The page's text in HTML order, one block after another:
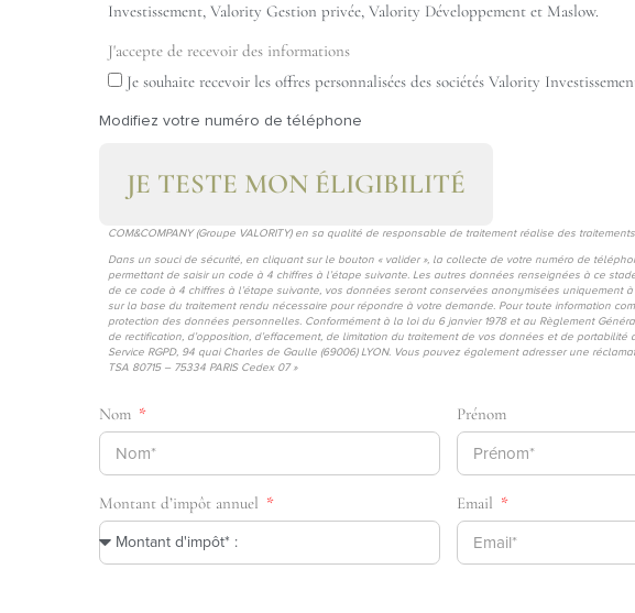
Investissement, Valority Gestion privée, Valority Développement et Maslow.
J'accepte de recevoir des informations
Je souhaite recevoir les offres personnalisées des sociétés Valority
Modifiez votre numéro de téléphone
JE TESTE MON ÉLIGIBILITÉ
COM&COMPANY (Groupe VALORITY) en sa qualité de responsable de traitement réalise des
Dans un souci de sécurité, en cliquant sur le bouton « valider », la collecte de votre numéro de
permettant de saisir un code à 4 chiffres à l’étape suivante. Les autres données renseignées à ce
de ce code à 4 chiffres à l’étape suivante, vos données seront conservées anonymisées
sur la base du traitement rendu nécessaire pour répondre à votre demande. Pour toute information
protection des données personnelles. Conformément à la loi du 6 janvier 1978 et au Règlement
de rectification, d’opposition, d’effacement, de limitation du traitement de vos données et de
Service RGPD, 94 quai Charles de Gaulle (69006) LYON. Vous pouvez également adresser une
TSA 80715 – 75334 PARIS Cedex 07 »
Nom Prénom
Montant d’impôt annuel Email